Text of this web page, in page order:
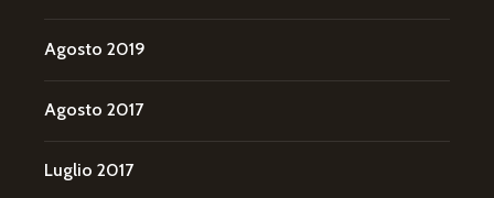
Agosto 2019
Agosto 2017
Luglio 2017